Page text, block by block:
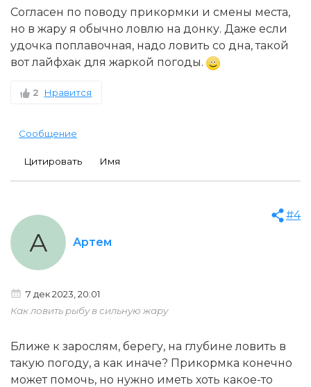
Согласен по поводу прикормки и смены места,
но в жару я обычно ловлю на донку. Даже если
удочка поплавочная, надо ловить со дна, такой
вот лайфхак для жаркой погоды.
2 Нравится
Сообщение
Цитировать Имя
Артем
А
#4
7 дек 2023, 20:01
Как ловить рыбу в сильную жару
Ближе к зарослям, берегу, на глубине ловить в
такую погоду, а как иначе? Прикормка конечно
может помочь, но нужно иметь хоть какое-то